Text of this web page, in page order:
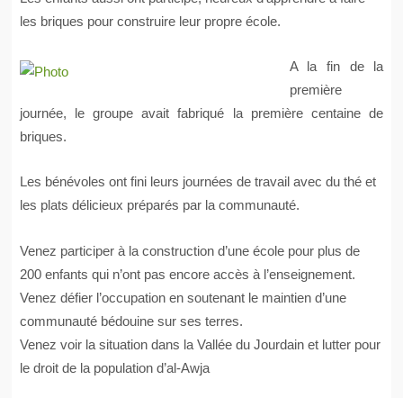
les briques pour construire leur propre école.
A la fin de la
première
journée, le groupe avait fabriqué la première centaine de
briques.
Les bénévoles ont fini leurs journées de travail avec du thé et
les plats délicieux préparés par la communauté.
Venez participer à la construction d’une école pour plus de
200 enfants qui n’ont pas encore accès à l’enseignement.
Venez défier l’occupation en soutenant le maintien d’une
communauté bédouine sur ses terres.
Venez voir la situation dans la Vallée du Jourdain et lutter pour
le droit de la population d’al-Awja